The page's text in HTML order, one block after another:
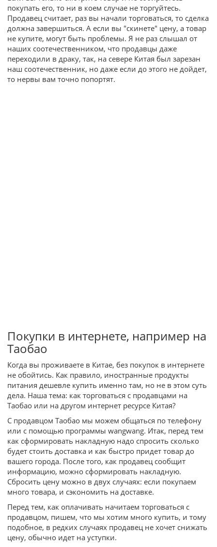
покупать его, то ни в коем случае не торгуйтесь.
Продавец считает, раз вы начали торговаться, то сделка
должна завершиться. А если вы "скинете" цену, а товар
не купите, могут быть проблемы. Я не раз слышал от
наших соотечественником, что продавцы даже
переходили в драку, так, на севере Китая был зарезан
наш соотечественник, но даже если до этого не дойдет,
то нервы вам точно попортят.
Покупки в интернете, например на
Таобао
Когда вы проживаете в Китае, без покупок в интернете
не обойтись. Как правило, иностранные продукты
питания дешевле купить именно там, но не в этом суть
дела. Наша тема: как торговаться с продавцами на
Таобао или на другом интернет ресурсе Китая?
С продавцом Таобао мы можем общаться по телефону
или с помощью программы wangwang. Итак, перед тем
как сформировать накладную надо спросить сколько
будет стоить доставка и как быстро придет товар до
вашего города. После того, как продавец сообщит
информацию, можно сформировать накладную.
Сбросить цену можно в двух случаях: если покупаем
много товара, и сэкономить на доставке.
Перед тем, как оплачивать начитаем торговаться с
продавцом, пишем, что мы хотим много купить, и тому
подобное, в редких случаях продавец не хочет снижать
цену, обычно идет на уступки.